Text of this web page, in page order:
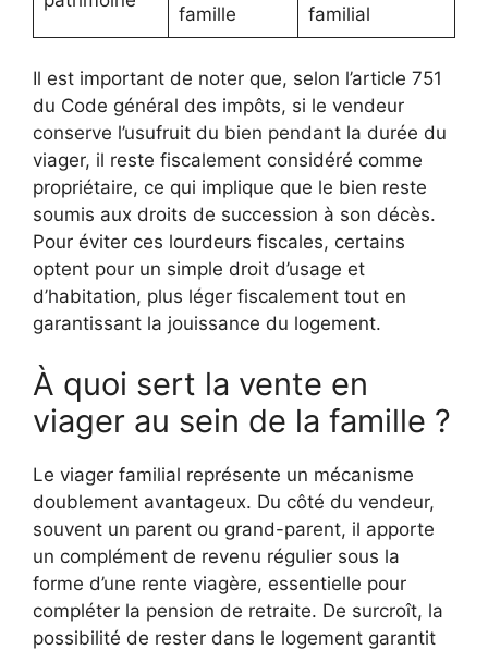
famille familial
Il est important de noter que, selon l’article 751
du Code général des impôts, si le vendeur
conserve l’usufruit du bien pendant la durée du
viager, il reste fiscalement considéré comme
propriétaire, ce qui implique que le bien reste
soumis aux droits de succession à son décès.
Pour éviter ces lourdeurs fiscales, certains
optent pour un simple droit d’usage et
d’habitation, plus léger fiscalement tout en
garantissant la jouissance du logement.
À quoi sert la vente en
viager au sein de la famille ?
Le viager familial représente un mécanisme
doublement avantageux. Du côté du vendeur,
souvent un parent ou grand-parent, il apporte
un complément de revenu régulier sous la
forme d’une rente viagère, essentielle pour
compléter la pension de retraite. De surcroît, la
possibilité de rester dans le logement garantit